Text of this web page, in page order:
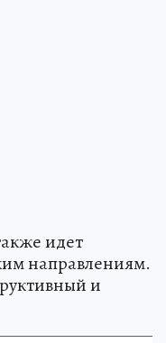
идет
направлениям.
и